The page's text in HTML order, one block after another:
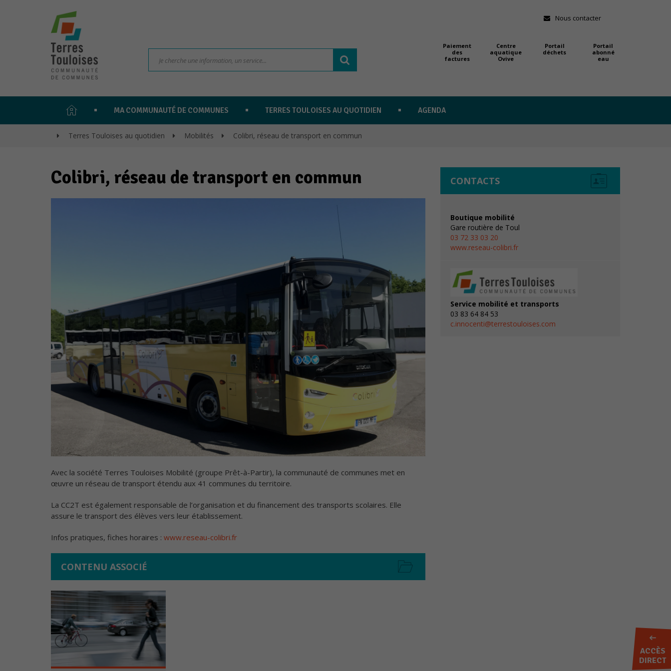
Nous contacter
Paiement
des
factures
Centre
aquatique
Ovive
Portail
déchets
Portail
abonné
eau
MA COMMUNAUTÉ DE COMMUNES TERRES TOULOISES AU QUOTIDIEN AGENDA
Terres Touloises au quotidien Mobilités Colibri, réseau de transport en commun
Colibri, réseau de transport en commun
Avec la société Terres Touloises Mobilité (groupe Prêt-à-Partir), la communauté de communes met en
œuvre un réseau de transport étendu aux 41 communes du territoire.
La CC2T est également responsable de l’organisation et du financement des transports scolaires. Elle
assure le transport des élèves vers leur établissement.
Infos pratiques, fiches horaires : www.reseau-colibri.fr
CONTENU ASSOCIÉ
CONTACTS
Boutique mobilité
Gare routière de Toul
03 72 33 03 20
www.reseau-colibri.fr
Service mobilité et transports
03 83 64 84 53
c.innocenti@terrestouloises.com
ACCÈS
DIRECT